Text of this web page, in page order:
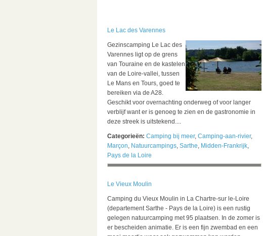
Le Lac des Varennes
Gezinscamping Le Lac des
Varennes ligt op de grens
van Touraine en de kastelen
van de Loire-vallei, tussen
Le Mans en Tours, goed te
bereiken via de A28.
Geschikt voor overnachting onderweg of voor langer
verblijf want er is genoeg te zien en de gastronomie in
deze streek is uitstekend....
Categorieën: Camping bij meer, Camping-aan-rivier,
Marçon, Natuurcampings, Sarthe, Midden-Frankrijk,
Pays de la Loire
Le Vieux Moulin
Camping du Vieux Moulin in La Chartre-sur le-Loire
(departement Sarthe - Pays de la Loire) is een rustig
gelegen natuurcamping met 95 plaatsen. In de zomer is
er bescheiden animatie. Er is een fijn zwembad en een